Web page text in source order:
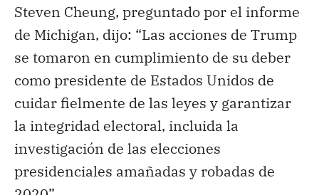
Steven Cheung, preguntado por el informe
de Michigan, dijo: “Las acciones de Trump
se tomaron en cumplimiento de su deber
como presidente de Estados Unidos de
cuidar fielmente de las leyes y garantizar
la integridad electoral, incluida la
investigación de las elecciones
presidenciales amañadas y robadas de